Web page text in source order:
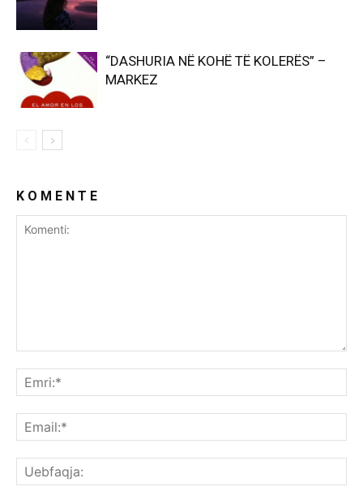
“DASHURIA NË KOHË TË KOLERËS” –
MARKEZ
K O M E N T E